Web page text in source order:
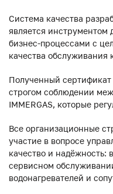
Система качества
является инструментом
бизнес-процессами с
качества обслуживания
Полученный сертификат
строгом соблюдении
IMMERGAS, которые
Все организационные
участие в вопросе
качество и надёжность:
сервисном
водонагревателей и